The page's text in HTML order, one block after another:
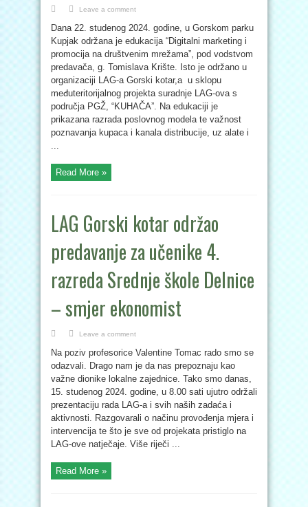
Leave a comment
Dana 22. studenog 2024. godine, u Gorskom parku
Kupjak održana je edukacija “Digitalni marketing i
promocija na društvenim mrežama”, pod vodstvom
predavača, g. Tomislava Krište. Isto je održano u
organizaciji LAG-a Gorski kotar,a u sklopu
međuteritorijalnog projekta suradnje LAG-ova s
područja PGŽ, “KUHAČA”. Na edukaciji je
prikazana razrada poslovnog modela te važnost
poznavanja kupaca i kanala distribucije, uz alate i
...
Read More »
LAG Gorski kotar održao
predavanje za učenike 4.
razreda Srednje škole Delnice
– smjer ekonomist
Leave a comment
Na poziv profesorice Valentine Tomac rado smo se
odazvali. Drago nam je da nas prepoznaju kao
važne dionike lokalne zajednice. Tako smo danas,
15. studenog 2024. godine, u 8.00 sati ujutro održali
prezentaciju rada LAG-a i svih naših zadaća i
aktivnosti. Razgovarali o načinu provođenja mjera i
intervencija te što je sve od projekata pristiglo na
LAG-ove natječaje. Više riječi ...
Read More »